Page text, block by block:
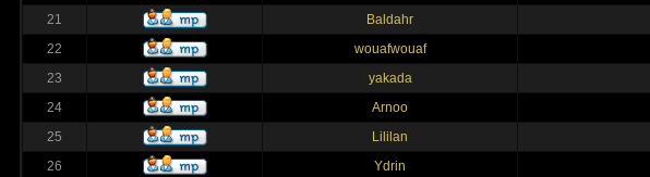
21
Baldahr
22
wouafwouaf
23
yakada
24
Arnoo
25
Lililan
26
Ydrin